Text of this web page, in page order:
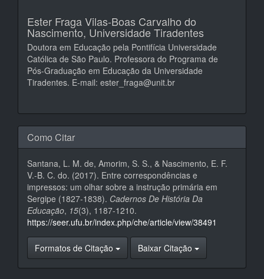
Ester Fraga Vilas-Boas Carvalho do
Nascimento, Universidade Tiradentes
Doutora em Educação pela Pontifícia Universidade
Católica de São Paulo. Professora do Programa de
Pós-Graduação em Educação da Universidade
Tiradentes. E-mail: ester_fraga@unit.br
Como Citar
Santana, L. M. de, Amorim, S. S., & Nascimento, E. F.
V.-B. C. do. (2017). Entre correspondências e
impressos: um olhar sobre a instrução primária em
Sergipe (1827-1838). Cadernos De História Da
Educação, 15(3), 1187-1210.
https://seer.ufu.br/index.php/che/article/view/38491
Formatos de Citação Baixar Citação